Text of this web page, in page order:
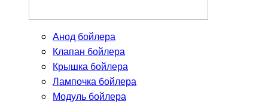
Анод бойлера
Клапан бойлера
Крышка бойлера
Лампочка бойлера
Модуль бойлера